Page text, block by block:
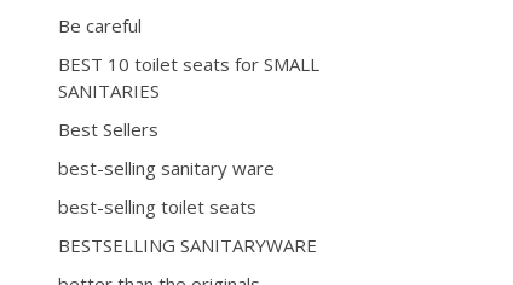
Be careful
BEST 10 toilet seats for SMALL
SANITARIES
Best Sellers
best-selling sanitary ware
best-selling toilet seats
BESTSELLING SANITARYWARE